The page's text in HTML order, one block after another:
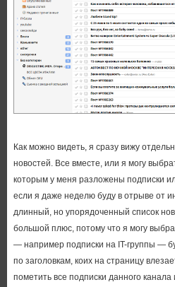
Как можно видеть, я сразу вижу
новостей. Все вместе, или я могу
которым у меня разложены подписки
если я даже неделю буду в отрыве от
длинный, но упорядоченный список
большой плюс, потому что я могу
— например подписки на IT-группы —
по заголовкам, коих на страницу
пометить все подписки данного канала